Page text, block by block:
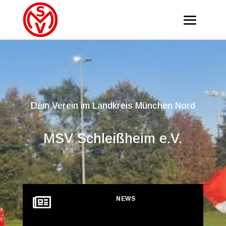
Dein Verein im Landkreis München Nord
MSV Schleißheim e.V.
 NEWS